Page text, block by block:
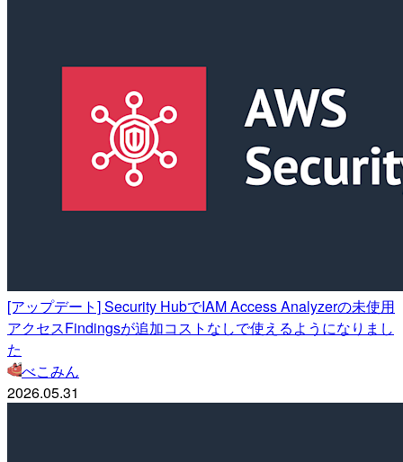
[アップデート] Security HubでIAM Access Analyzerの未使用
アクセスFindingsが追加コストなしで使えるようになりまし
た
べこみん
2026.05.31